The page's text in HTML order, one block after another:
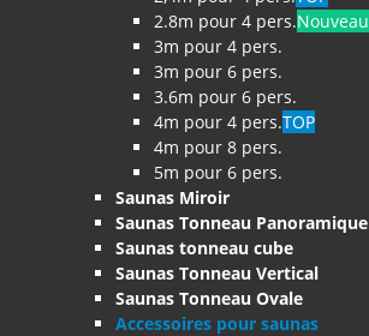
2.8m pour 4 pers.Nouveau
3m pour 4 pers.
3m pour 6 pers.
3.6m pour 6 pers.
4m pour 4 pers.TOP
4m pour 8 pers.
5m pour 6 pers.
Saunas Miroir
Saunas Tonneau Panoramique
Saunas tonneau cube
Saunas Tonneau Vertical
Saunas Tonneau Ovale
Accessoires pour saunas